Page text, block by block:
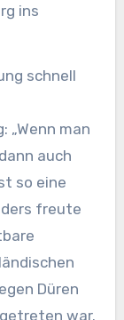
ins
schnell
„Wenn man
auch
so eine
freute
Düren
war.